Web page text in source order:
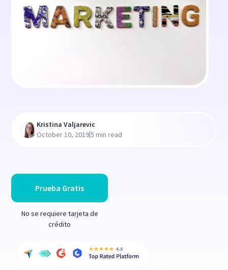
Prueba Gratis
No se requiere tarjeta de
crédito
Kristina Valjarevic
October 10, 2019|5 min read